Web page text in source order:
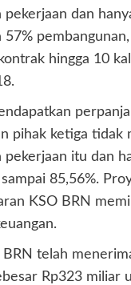
pekerjaan dan
57%
hingga 10
pihak ketiga tidak
pekerjaan itu dan
85,56%.
KSO BRN
BRN telah
Rp323 miliar